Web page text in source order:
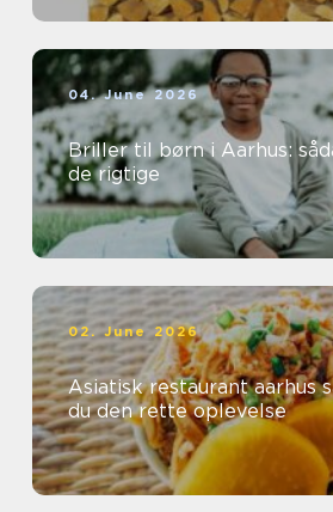
04. June 2026
Briller til børn i Aarhus:
de rigtige
02. June 2026
Asiatisk restaurant aarhus sådan finder
du den rette oplevelse